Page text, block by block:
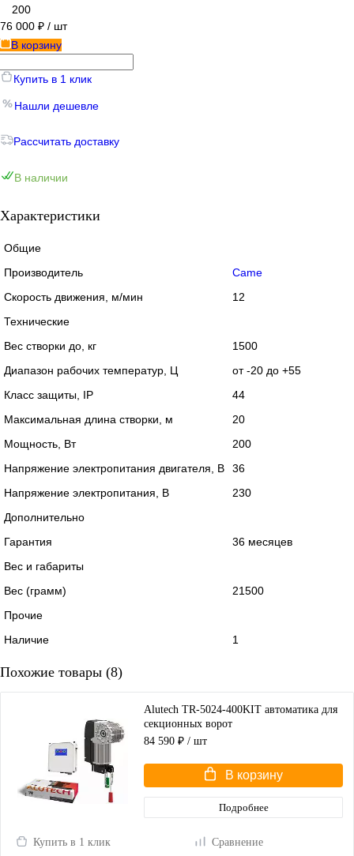
200
76 000 ₽ / шт
В корзину
Купить в 1 клик
Нашли дешевле
Рассчитать доставку
В наличии
Характеристики
Общие
Производитель
Came
Скорость движения, м/мин
12
Технические
Вес створки до, кг
1500
Диапазон рабочих температур, Ц
от -20 до +55
Класс защиты, IP
44
Максимальная длина створки, м
20
Мощность, Вт
200
Напряжение электропитания двигателя, В
36
Напряжение электропитания, В
230
Дополнительно
Гарантия
36 месяцев
Вес и габариты
Вес (грамм)
21500
Прочие
Наличие
1
Похожие товары (8)
Alutech TR-5024-400KIT автоматика для
секционных ворот
84 590 ₽ / шт
В корзину
Подробнее
Купить в 1 клик Сравнение